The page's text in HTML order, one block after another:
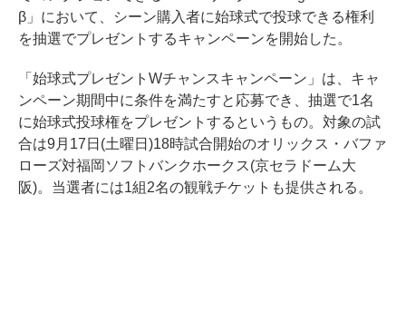
β」において、シーン購入者に始球式で投球できる権利
を抽選でプレゼントするキャンペーンを開始した。
「始球式プレゼントWチャンスキャンペーン」は、キャ
ンペーン期間中に条件を満たすと応募でき、抽選で1名
に始球式投球権をプレゼントするというもの。対象の試
合は9月17日(土曜日)18時試合開始のオリックス・バファ
ローズ対福岡ソフトバンクホークス(京セラドーム大
阪)。当選者には1組2名の観戦チケットも提供される。